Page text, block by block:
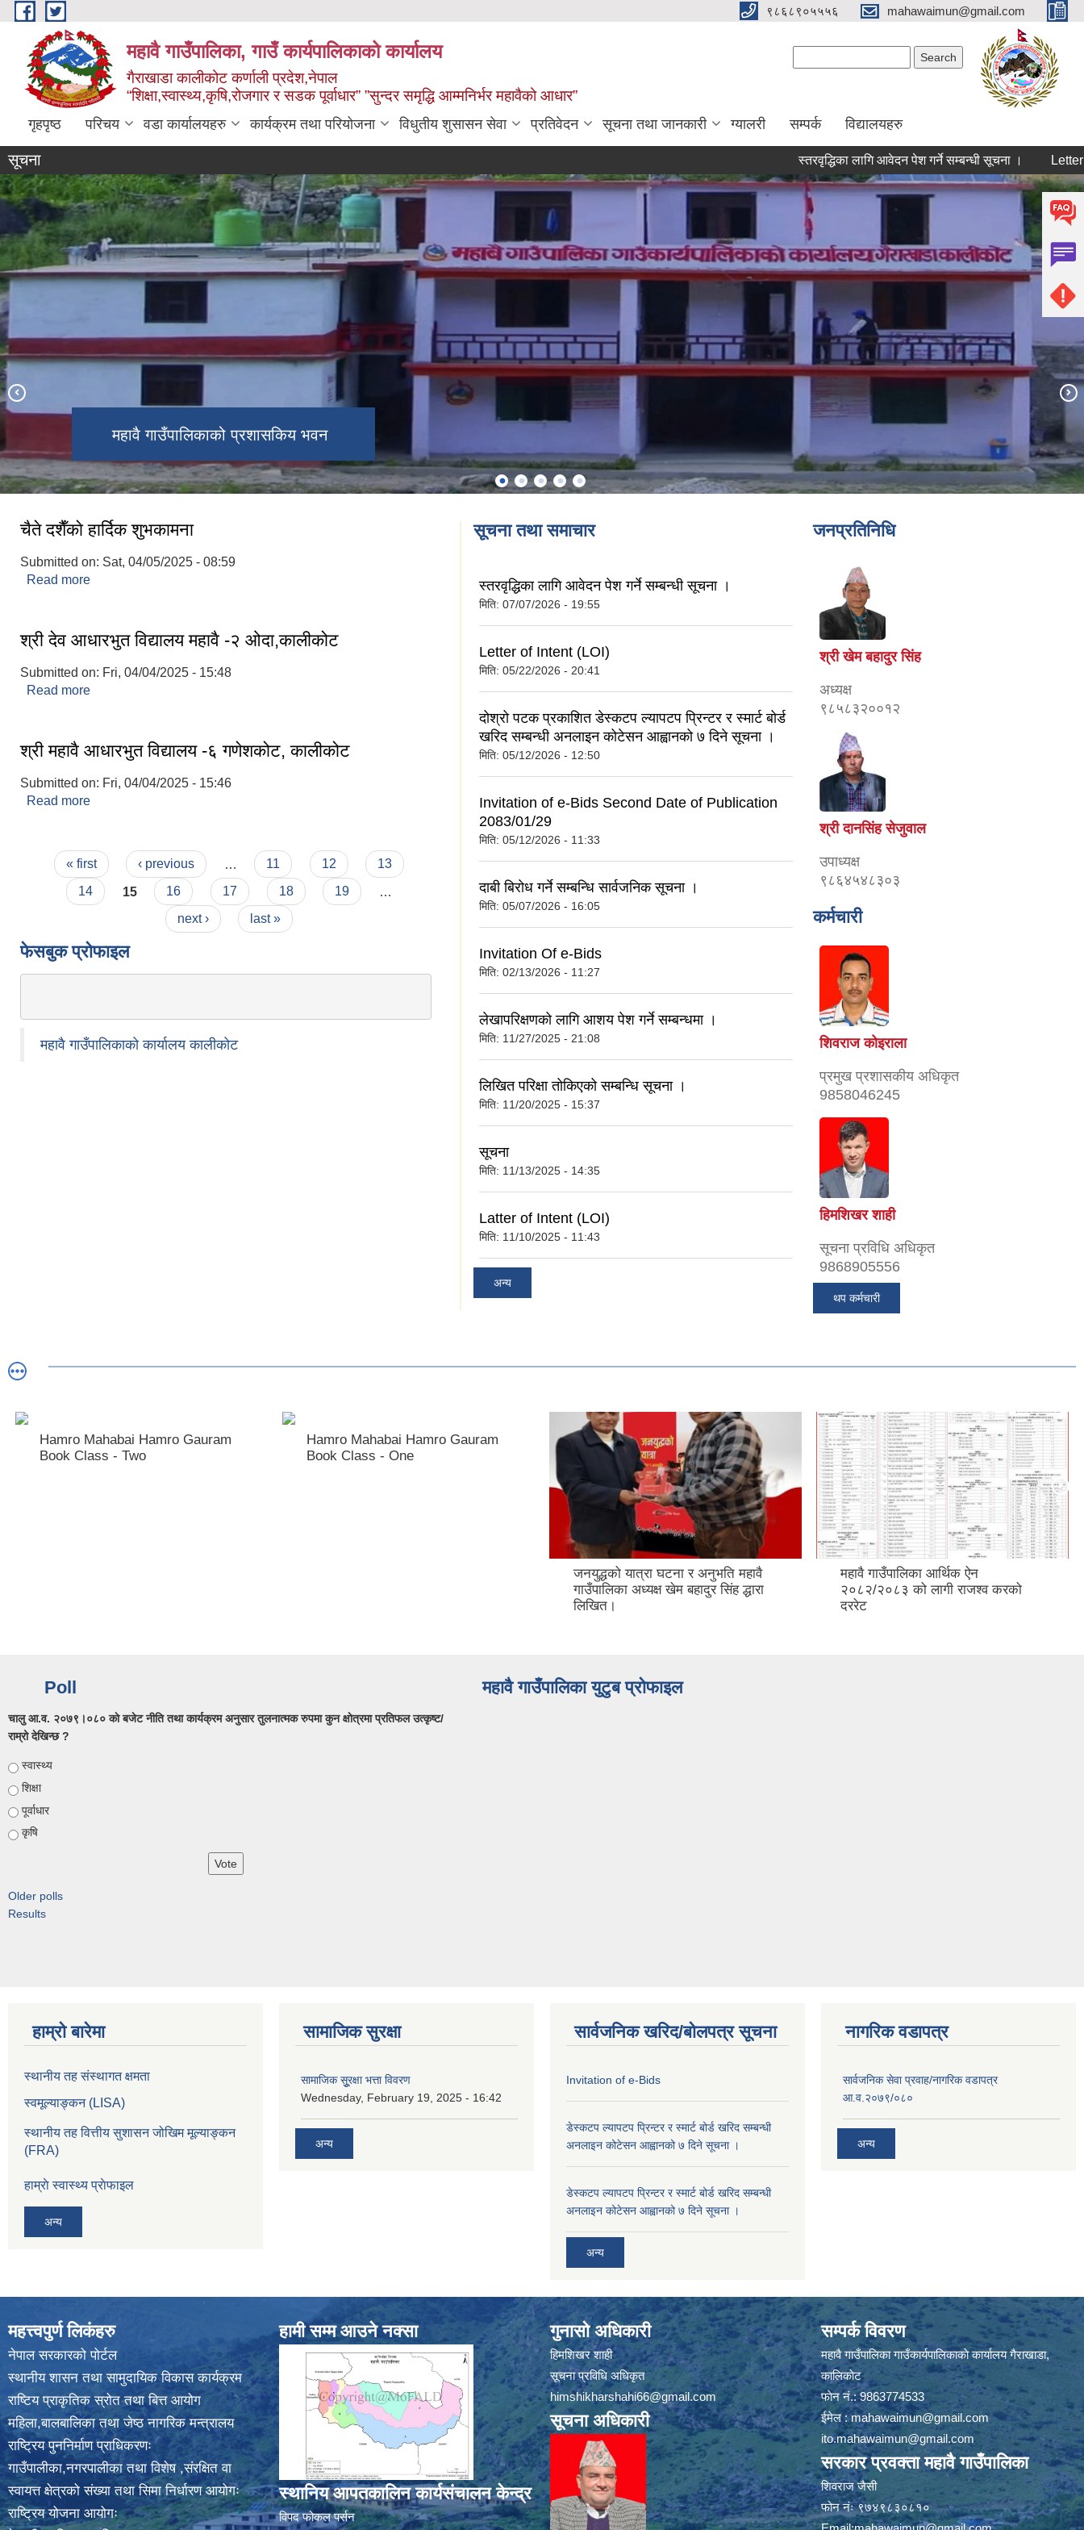
Skip to main content ९८६८९०५५५६ mahawaimun@gmail.com
महावै गाउँपालिका, गाउँ कार्यपालिकाको कार्यालय
गैराखाडा कालीकोट कर्णाली प्रदेश,नेपाल
“शिक्षा,स्वास्थ्य,कृषि,रोजगार र सडक पूर्वाधार” ”सुन्दर समृद्धि आम्मनिर्भर महावैको आधार”
गृहपृष्ठ परिचय वडा कार्यालयहरु कार्यक्रम तथा परियोजना विधुतीय शुसासन सेवा प्रतिवेदन सूचना तथा जानकारी ग्यालरी सम्पर्क विद्यालयहरु
सूचना स्तरवृद्धिका लागि आवेदन पेश गर्ने सम्बन्धी सूचना । Letter of
महावै गाउँपालिकाको प्रशासकिय भवन
महावै गाउँपालिका र तिला नमुना मा.वि.को
तस्विर
महावै गाउँपालिकाको प्रशासकिय भवन
महावै गाउँपालिकाको वडा नं. ४ को तस्विर
कालिका मा वि गेला
चैते दशैँकाे हार्दिक शुभकामना
Submitted on: Sat, 04/05/2025 - 08:59
Read more
श्री देव आधारभुत विद्यालय महावै -२ ओदा,कालीकोट
Submitted on: Fri, 04/04/2025 - 15:48
Read more
श्री महावै आधारभुत विद्यालय -६ गणेशकोट, कालीकोट
Submitted on: Fri, 04/04/2025 - 15:46
Read more
Pages
« first ‹ previous … 11 12
13
14
15 16 17 18 19
…
next ›
last »
फेसबुक प्रोफाइल
महावै गाउँपालिकाको कार्यालय कालीकोट
सूचना तथा समाचार
स्तरवृद्धिका लागि आवेदन पेश गर्ने सम्बन्धी सूचना ।
मिति: 07/07/2026 - 19:55
Letter of Intent (LOI)
मिति: 05/22/2026 - 20:41
दोश्रो पटक प्रकाशित डे‍स्कटप ल्यापटप प्रिन्टर र स्मार्ट बोर्ड
खरिद सम्बन्धी अनलाइन कोटेसन आह्वानको ७ दिने सूचना ।
मिति: 05/12/2026 - 12:50
Invitation of e-Bids Second Date of Publication
2083/01/29
मिति: 05/12/2026 - 11:33
दाबी बिरोध गर्ने सम्बन्धि सार्वजनिक सूचना ।
मिति: 05/07/2026 - 16:05
Invitation Of e-Bids
मिति: 02/13/2026 - 11:27
लेखापरिक्षणको लागि आशय पेश गर्ने सम्बन्धमा ।
मिति: 11/27/2025 - 21:08
लिखित परिक्षा तोकिएको सम्बन्धि सूचना ।
मिति: 11/20/2025 - 15:37
सूचना
मिति: 11/13/2025 - 14:35
Latter of Intent (LOI)
मिति: 11/10/2025 - 11:43
अन्य
जनप्रतिनिधि
श्री खेम बहादुर सिंह
अध्यक्ष
९८५८३२००१२
श्री दानसिंह सेजुवाल
उपाध्यक्ष
९८६४५४८३०३
कर्मचारी
शिवराज कोइराला
प्रमुख प्रशासकीय अधिकृत
9858046245
हिमशिखर शाही
सूचना प्रविधि अधिकृत
9868905556
थप कर्मचारी
Hamro Mahabai Hamro Gauram
Book Class - Two
Hamro Mahabai Hamro Gauram
Book Class - One
जनयुद्धको यात्रा घटना र अनुभति महावै
गाउँपालिका अध्यक्ष खेम बहादुर सिंह द्धारा
लिखित।
महावै गाउँपालिका आर्थिक ऐन
२०८२/२०८३ को लागी राजश्व करको
दररेट
Poll
चालु आ‍.व. २०७९।०८० काे बजेट नीति तथा कार्यक्रम अनुसार तुलनात्मक रुपमा कुन क्षाेत्रमा प्रतिफल उत्कृष्ट/
राम्रो देखिन्छ ?
Choices
स्वास्थ्य
शिक्षा
पूर्वाधार
कृषि
Older polls
Results
महावै गाउँपालिका युटुब प्रोफाइल
हाम्रो बारेमा
स्थानीय तह संस्थागत क्षमता
स्वमूल्याङ्कन(LISA)
स्थानीय तह वित्तीय सुशासन जोखिम मूल्याङ्कन
(FRA)
हाम्राे स्वास्थ्य प्राेफाइल
अन्य
सामाजिक सुरक्षा
सामाजिक सूुरक्षा भत्ता विवरण
Wednesday, February 19, 2025 - 16:42
अन्य
सार्वजनिक खरिद/बोलपत्र सूचना
Invitation of e-Bids
डे‍स्कटप ल्यापटप प्रिन्टर र स्मार्ट बोर्ड खरिद सम्बन्धी
अनलाइन कोटेसन आह्वानको ७ दिने सूचना ।
डे‍स्कटप ल्यापटप प्रिन्टर र स्मार्ट बोर्ड खरिद सम्बन्धी
अनलाइन कोटेसन आह्वानको ७ दिने सूचना ।
अन्य
नागरिक वडापत्र
सार्वजनिक सेवा प्रवाह/नागरिक वडापत्र
आ.व.२०७९/०८०
अन्य
महत्त्वपुर्ण लिकंहरु
नेपाल सरकारको पोर्टल
स्थानीय शासन तथा सामुदायिक विकास कार्यक्रम
राष्टिय प्राकृतिक स्रोत तथा बित्त आयोग
महिला,बालबालिका तथा जेष्ठ नागरिक मन्त्रालय
राष्ट्रिय पुननिर्माण प्राधिकरणः
गाउँपालीका,नगरपालीका तथा विशेष ,संरक्षित वा
स्वायत्त क्षेत्रको संख्या तथा सिमा निर्धारण आयोगः
राष्ट्रिय योजना आयोगः
हामी सम्म आउने नक्सा
स्थानिय आपतकालिन कार्यसंचालन केन्द्र
विपद फोकल पर्सन
गुनासो अधिकारी
हिमशिखर शाही
सूचना प्रविधि अधिकृत
himshikharshahi66@gmail.com
सूचना अधिकारी
सम्पर्क विवरण
महावै गाउँपालिका गाउँकार्यपालिकाकाे कार्यालय गैराखाडा,
कालिकाेट
फाेन नं.: 9863774533
ईमेल :mahawaimun@gmail.com
ito.mahawaimun@gmail.com
सरकार प्रवक्ता महावै गाउँपालिका
शिवराज जैसी
फोन नंः ९७४९८३०८१०